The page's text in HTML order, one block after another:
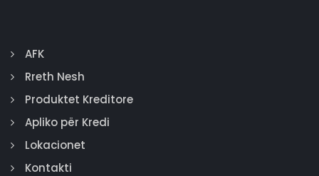
AFK
Rreth Nesh
Produktet Kreditore
Apliko për Kredi
Lokacionet
Kontakti